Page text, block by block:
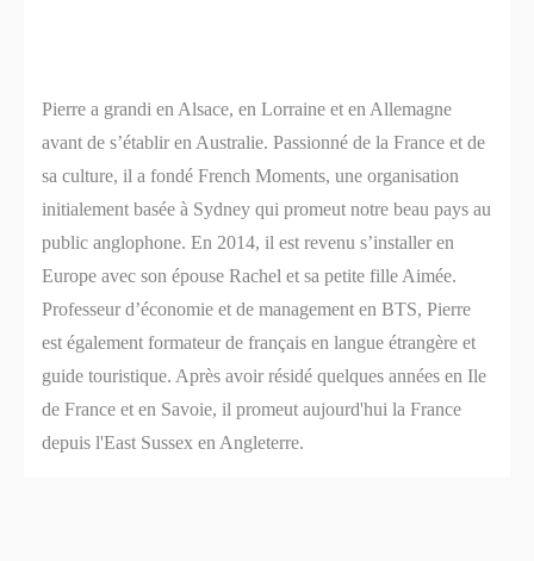
Pierre a grandi en Alsace, en Lorraine et en Allemagne
avant de s’établir en Australie. Passionné de la France et de
sa culture, il a fondé French Moments, une organisation
initialement basée à Sydney qui promeut notre beau pays au
public anglophone. En 2014, il est revenu s’installer en
Europe avec son épouse Rachel et sa petite fille Aimée.
Professeur d’économie et de management en BTS, Pierre
est également formateur de français en langue étrangère et
guide touristique. Après avoir résidé quelques années en Ile
de France et en Savoie, il promeut aujourd'hui la France
depuis l'East Sussex en Angleterre.